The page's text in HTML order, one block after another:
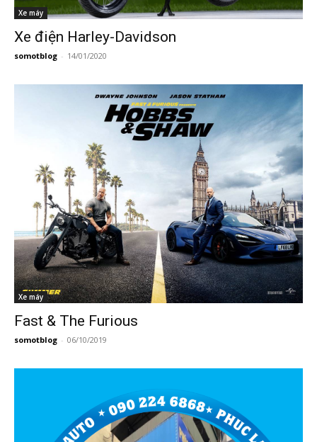
Xe máy
Xe điện Harley-Davidson
somotblog - 14/01/2020
Xe máy
Fast & The Furious
somotblog - 06/10/2019